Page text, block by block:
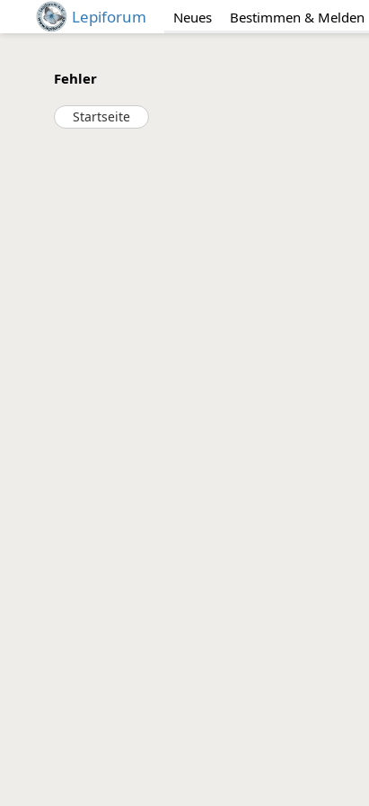
Lepiforum Neues Bestimmen & Melden
Fehler
Startseite